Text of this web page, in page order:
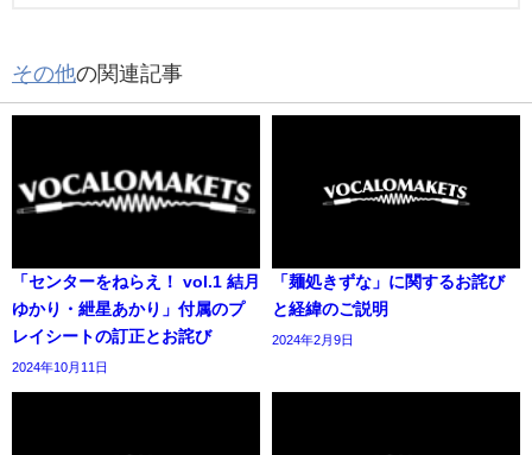
その他の関連記事
「センターをねらえ！ vol.1 結月
ゆかり・紲星あかり」付属のプ
レイシートの訂正とお詫び
2024年10月11日
「麺処きずな」に関するお詫び
と経緯のご説明
2024年2月9日